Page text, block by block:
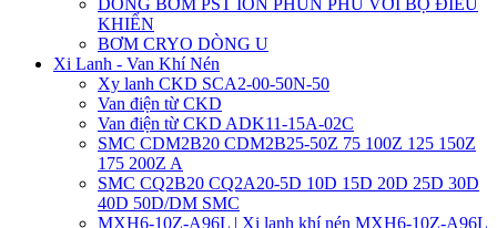
KHIỂN
BƠM CRYO DÒNG U
Xi Lanh - Van Khí Nén
Xy lanh CKD SCA2-00-50N-50
Van điện từ CKD
Van điện từ CKD ADK11-15A-02C
SMC CDM2B20 CDM2B25-50Z 75 100Z 125 150Z
175 200Z A
SMC CQ2B20 CQ2A20-5D 10D 15D 20D 25D 30D
40D 50D/DM SMC
MXH6-10Z-A96L | Xi lanh khí nén MXH6-10Z-A96L